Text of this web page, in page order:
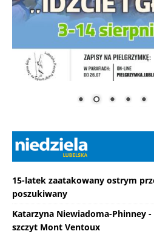
15-latek zaatakowany ostrym
poszukiwany
Katarzyna Niewiadoma-Phinney
szczyt Mont Ventoux